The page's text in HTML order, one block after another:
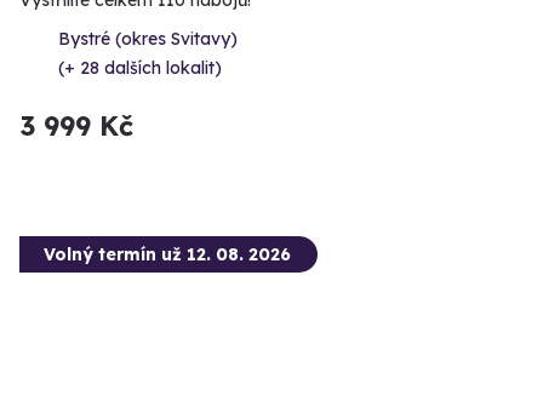
Bystré (okres Svitavy)
(+ 28 dalších lokalit)
3 999 Kč
Volný termín už 12. 08. 2026